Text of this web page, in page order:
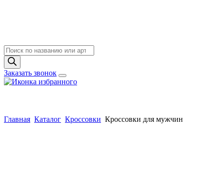
Поиск
товаров
Заказать звонок
Главная Каталог Кроссовки Кроссовки для мужчин